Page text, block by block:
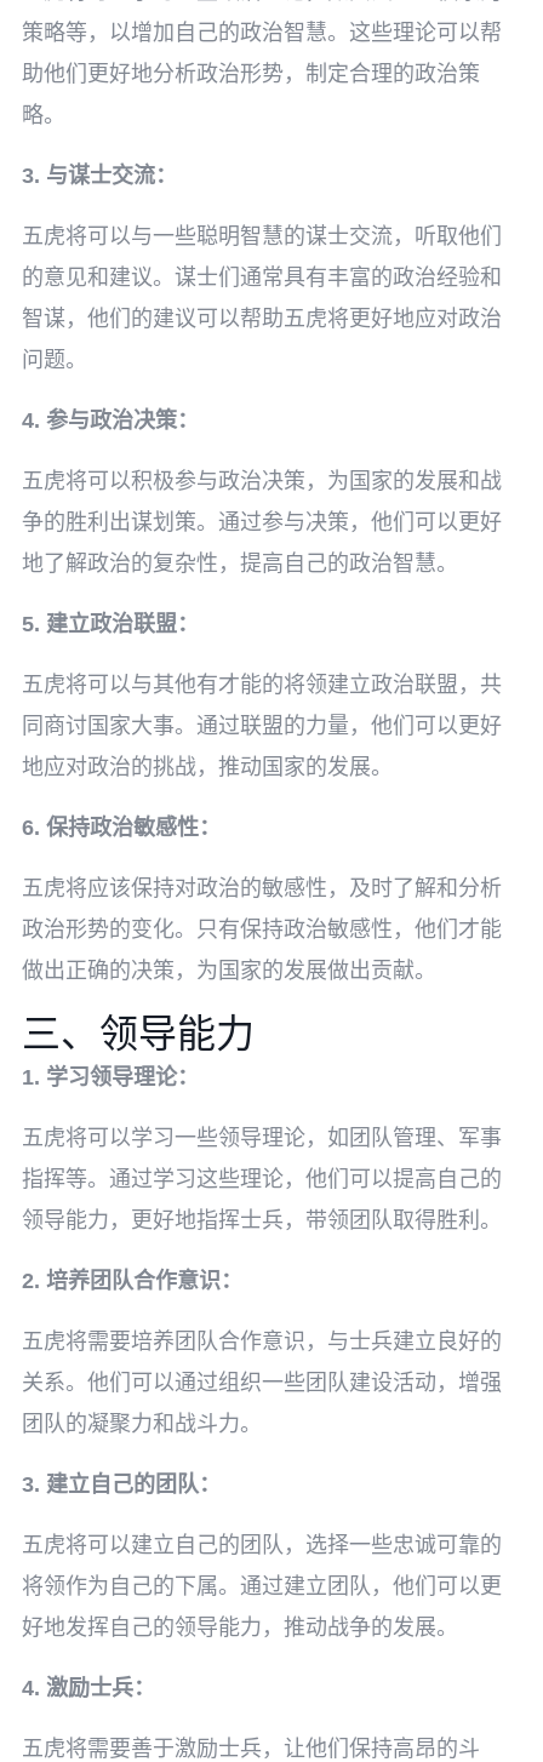
策略等，以增加自己的政治智慧。这些理论可以帮
助他们更好地分析政治形势，制定合理的政治策
略。
3. 与谋士交流：
五虎将可以与一些聪明智慧的谋士交流，听取他们
的意见和建议。谋士们通常具有丰富的政治经验和
智谋，他们的建议可以帮助五虎将更好地应对政治
问题。
4. 参与政治决策：
五虎将可以积极参与政治决策，为国家的发展和战
争的胜利出谋划策。通过参与决策，他们可以更好
地了解政治的复杂性，提高自己的政治智慧。
5. 建立政治联盟：
五虎将可以与其他有才能的将领建立政治联盟，共
同商讨国家大事。通过联盟的力量，他们可以更好
地应对政治的挑战，推动国家的发展。
6. 保持政治敏感性：
五虎将应该保持对政治的敏感性，及时了解和分析
政治形势的变化。只有保持政治敏感性，他们才能
做出正确的决策，为国家的发展做出贡献。
三、领导能力
1. 学习领导理论：
五虎将可以学习一些领导理论，如团队管理、军事
指挥等。通过学习这些理论，他们可以提高自己的
领导能力，更好地指挥士兵，带领团队取得胜利。
2. 培养团队合作意识：
五虎将需要培养团队合作意识，与士兵建立良好的
关系。他们可以通过组织一些团队建设活动，增强
团队的凝聚力和战斗力。
3. 建立自己的团队：
五虎将可以建立自己的团队，选择一些忠诚可靠的
将领作为自己的下属。通过建立团队，他们可以更
好地发挥自己的领导能力，推动战争的发展。
4. 激励士兵：
五虎将需要善于激励士兵，让他们保持高昂的斗